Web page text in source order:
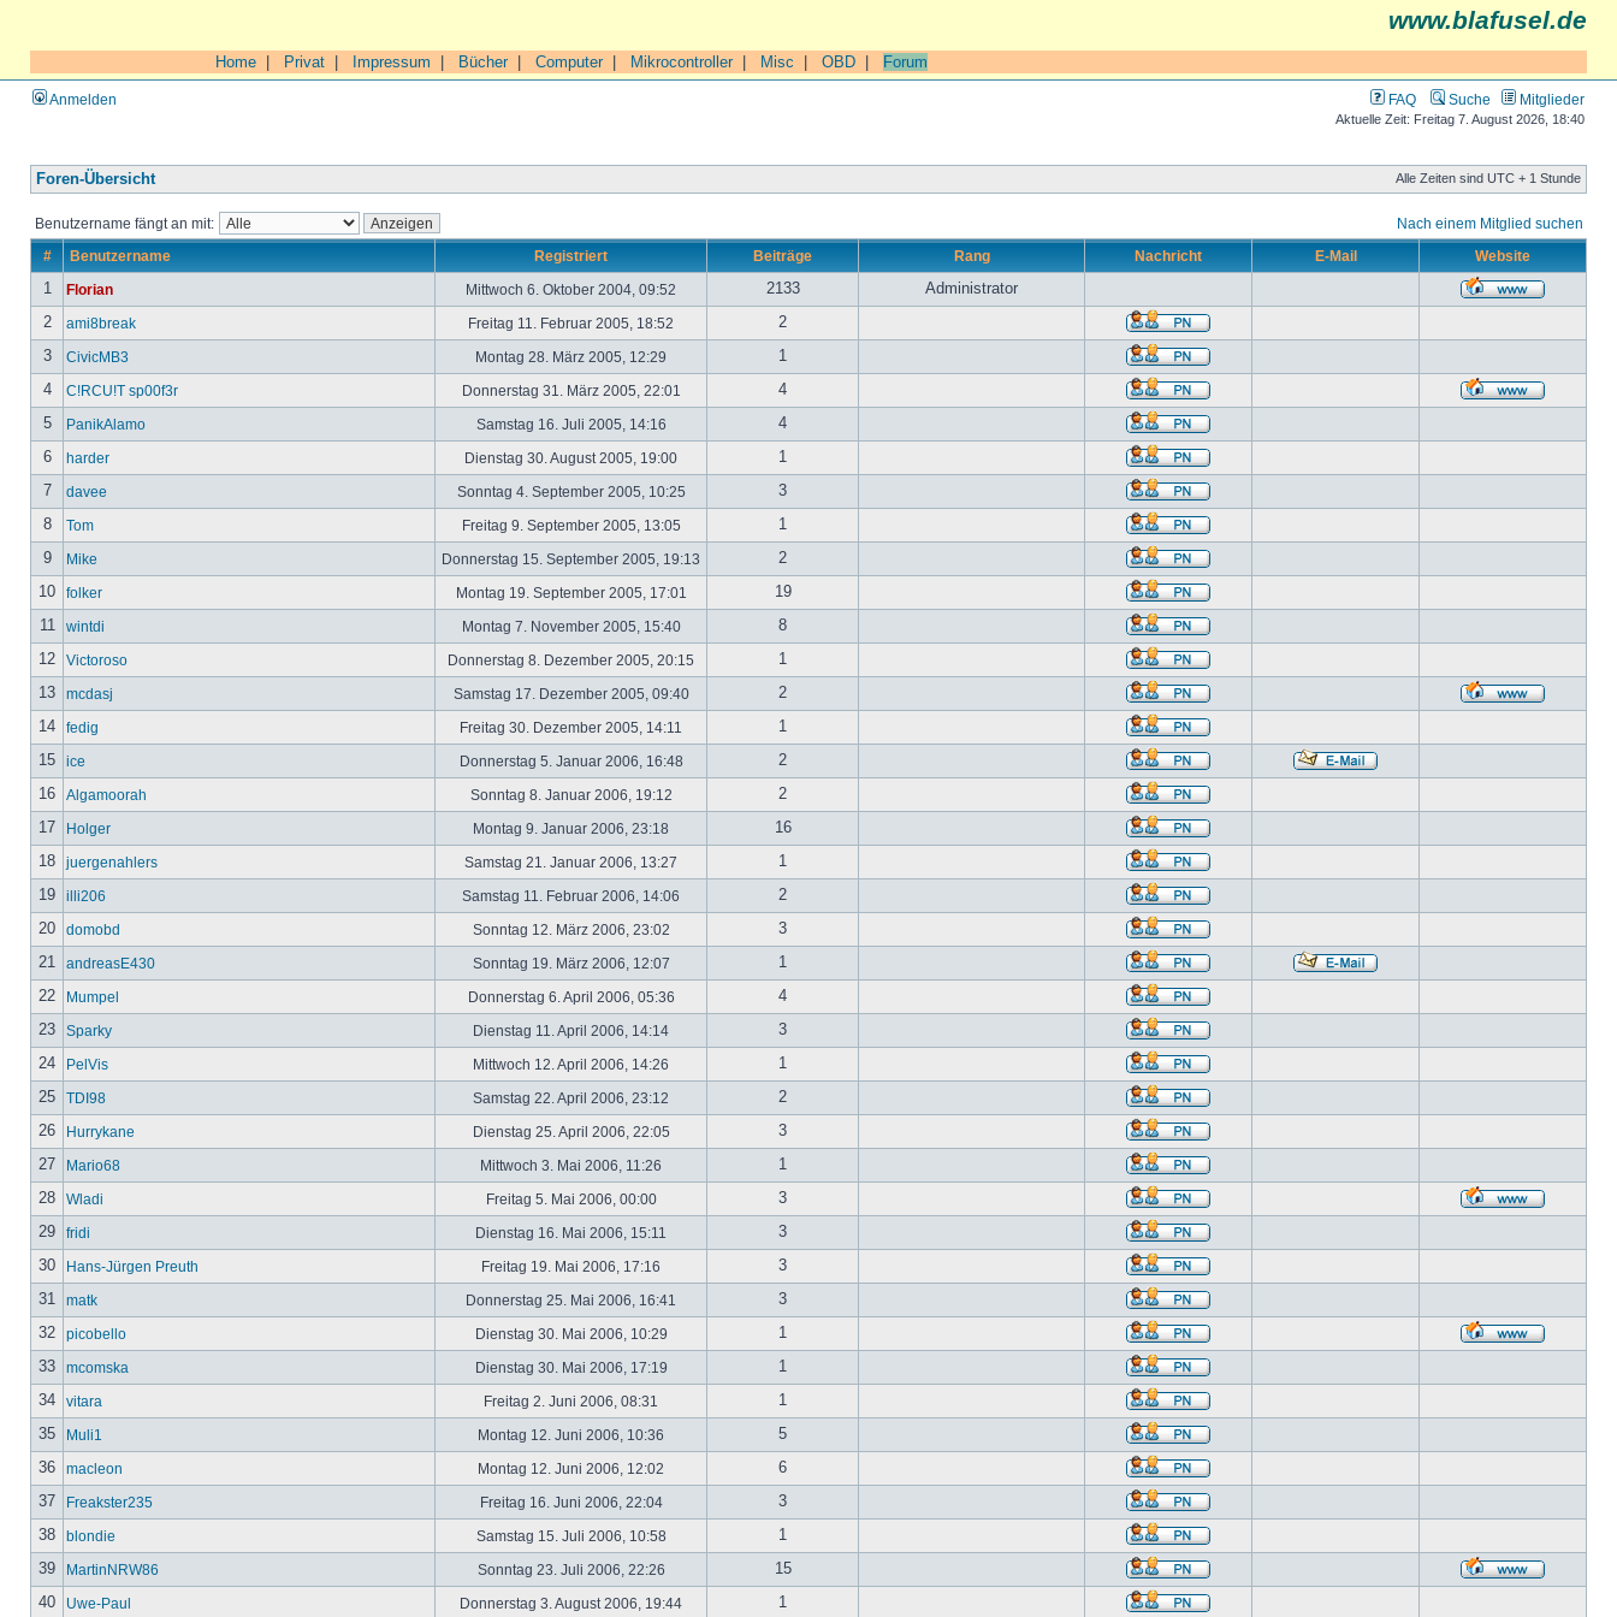
www.blafusel.de
Home Privat Impressum Bücher| Computer| Mikrocontroller| Misc OBD Forum
Anmelden FAQ Suche Mitglieder
Aktuelle Zeit: Freitag 7. August 2026, 18:40
Foren-Übersicht Alle Zeiten sind UTC + 1 Stunde
Benutzername fängt an mit: Nach einem Mitglied suchen
# Benutzername Registriert Beiträge Rang Nachricht E-Mail Website
1 Florian Mittwoch 6. Oktober 2004, 09:52 2133
Administrator
2
ami8break Freitag 11. Februar 2005, 18:52
2
3
CivicMB3 Montag 28. März 2005, 12:29
1
4
C!RCU!T sp00f3r Donnerstag 31. März 2005, 22:01
4
5
PanikAlamo Samstag 16. Juli 2005, 14:16
4
6
harder Dienstag 30. August 2005, 19:00
1
7
davee Sonntag 4. September 2005, 10:25
3
8
Tom Freitag 9. September 2005, 13:05
1
9
Mike Donnerstag 15. September 2005, 19:13
2
10
folker Montag 19. September 2005, 17:01
19
11
wintdi Montag 7. November 2005, 15:40
8
12
Victoroso Donnerstag 8. Dezember 2005, 20:15
1
13
mcdasj Samstag 17. Dezember 2005, 09:40
2
14
fedig Freitag 30. Dezember 2005, 14:11
1
15
ice Donnerstag 5. Januar 2006, 16:48
2
16
Algamoorah Sonntag 8. Januar 2006, 19:12
2
17
Holger Montag 9. Januar 2006, 23:18
16
18
juergenahlers Samstag 21. Januar 2006, 13:27
1
19
illi206 Samstag 11. Februar 2006, 14:06
2
20
domobd Sonntag 12. März 2006, 23:02
3
21
andreasE430 Sonntag 19. März 2006, 12:07
1
22
Mumpel Donnerstag 6. April 2006, 05:36
4
23
Sparky Dienstag 11. April 2006, 14:14
3
24
PelVis Mittwoch 12. April 2006, 14:26
1
25
TDI98 Samstag 22. April 2006, 23:12
2
26
Hurrykane Dienstag 25. April 2006, 22:05
3
27
Mario68 Mittwoch 3. Mai 2006, 11:26
1
28
Wladi Freitag 5. Mai 2006, 00:00
3
29
fridi Dienstag 16. Mai 2006, 15:11
3
30
Hans-Jürgen Preuth Freitag 19. Mai 2006, 17:16
3
31
matk Donnerstag 25. Mai 2006, 16:41
3
32
picobello Dienstag 30. Mai 2006, 10:29
1
33
mcomska Dienstag 30. Mai 2006, 17:19
1
34
vitara Freitag 2. Juni 2006, 08:31
1
35
Muli1 Montag 12. Juni 2006, 10:36
5
36
macleon Montag 12. Juni 2006, 12:02
6
37
Freakster235 Freitag 16. Juni 2006, 22:04
3
38
blondie Samstag 15. Juli 2006, 10:58
1
39
MartinNRW86 Sonntag 23. Juli 2006, 22:26
15
40
Uwe-Paul Donnerstag 3. August 2006, 19:44 1